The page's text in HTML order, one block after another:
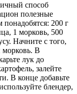
способ
полезные
200 г
1 морковь, 500
Начните с того,
морковь. В
лук до
залейте
В конце добавьте
блендер,